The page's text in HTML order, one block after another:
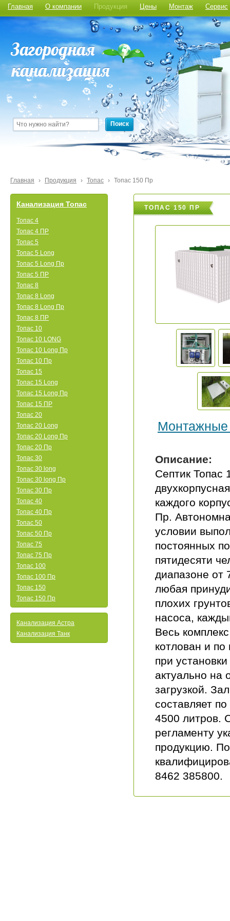
Главная О компании Продукция Цены Монтаж Сервис
Поиск
Главная › Продукция › Топас › Топас 150 Пр
Канализация Топас
Топас 4
Топас 4 ПР
Топас 5
Топас 5 Long
Топас 5 Long Пр
Топас 5 ПР
Топас 8
Топас 8 Long
Топас 8 Long Пр
Топас 8 ПР
Топас 10
Топас 10 LONG
Топас 10 Long Пр
Топас 10 Пр
Топас 15
Топас 15 Long
Топас 15 Long Пр
Топас 15 ПР
Топас 20
Топас 20 Long
Топас 20 Long Пр
Топас 20 Пр
Топас 30
Топас 30 long
Топас 30 long Пр
Топас 30 Пр
Топас 40
Топас 40 Пр
Топас 50
Топас 50 Пр
Топас 75
Топас 75 Пр
Топас 100
Топас 100 Пр
Топас 150
Топас 150 Пр
Канализация Астра
Канализация Танк
ТОПАС 150 ПР
Описание:
Септик Топас
каждого
Пр.
условии
постоянных
пятидесяти
диапазоне от
любая
плохих
насоса,
Весь
котлован и
при
актуально на
загрузкой.
составляет
4500 литров.
регламенту
продукцию.
8462 385800.